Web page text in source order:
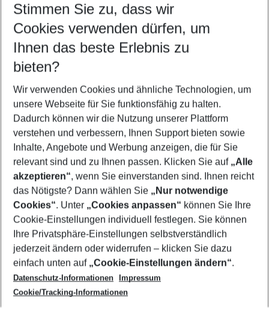
Abflughafen wählen
Beliebiger Abflughafen
Reisezeitraum wählen
10.08.26– 08.08.27 5-8 Nächte
2 Erwachsene Keine Kinder
Mehr Filter anzeigen
Footer
Footer navigation
Über uns
AGB
Cookie-Einstellungen ändern
Cookie-Richtlinie
Datenschutz
Service & Hilfe
Barrierefreies Reisen
Check-in
Folgen Sie uns
Stimmen Sie zu, dass wir
Cookies verwenden dürfen, um
Ihnen das beste Erlebnis zu
bieten?
Wir verwenden Cookies und ähnliche Technologien, um
unsere Webseite für Sie funktionsfähig zu halten.
Dadurch können wir die Nutzung unserer Plattform
verstehen und verbessern, Ihnen Support bieten sowie
Inhalte, Angebote und Werbung anzeigen, die für Sie
relevant sind und zu Ihnen passen. Klicken Sie auf „Alle
akzeptieren“, wenn Sie einverstanden sind. Ihnen reicht
das Nötigste? Dann wählen Sie „Nur notwendige
Cookies“. Unter „Cookies anpassen“ können Sie Ihre
Cookie-Einstellungen individuell festlegen. Sie können
Ihre Privatsphäre-Einstellungen selbstverständlich
jederzeit ändern oder widerrufen – klicken Sie dazu
einfach unten auf „Cookie-Einstellungen ändern“.
Datenschutz-Informationen
Impressum
Cookie/Tracking-Informationen